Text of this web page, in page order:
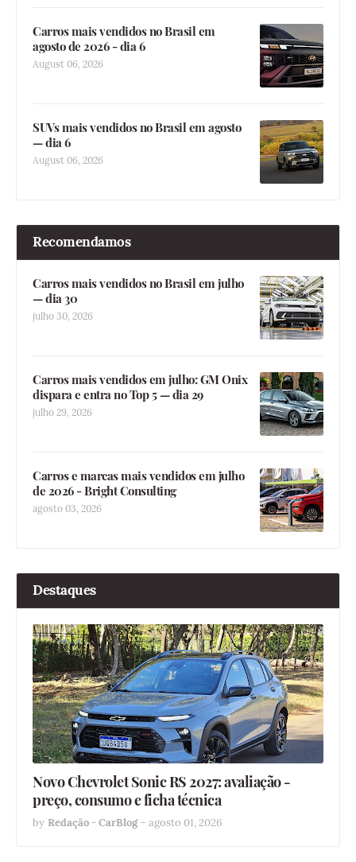
Carros mais vendidos no Brasil em
agosto de 2026 - dia 6
August 06, 2026
SUVs mais vendidos no Brasil em agosto
— dia 6
August 06, 2026
Recomendamos
Carros mais vendidos no Brasil em julho
— dia 30
julho 30, 2026
Carros mais vendidos em julho: GM Onix
dispara e entra no Top 5 — dia 29
julho 29, 2026
Carros e marcas mais vendidos em julho
de 2026 - Bright Consulting
agosto 03, 2026
Destaques
Novo Chevrolet Sonic RS 2027: avaliação -
preço, consumo e ficha técnica
by Redação - CarBlog - agosto 01, 2026